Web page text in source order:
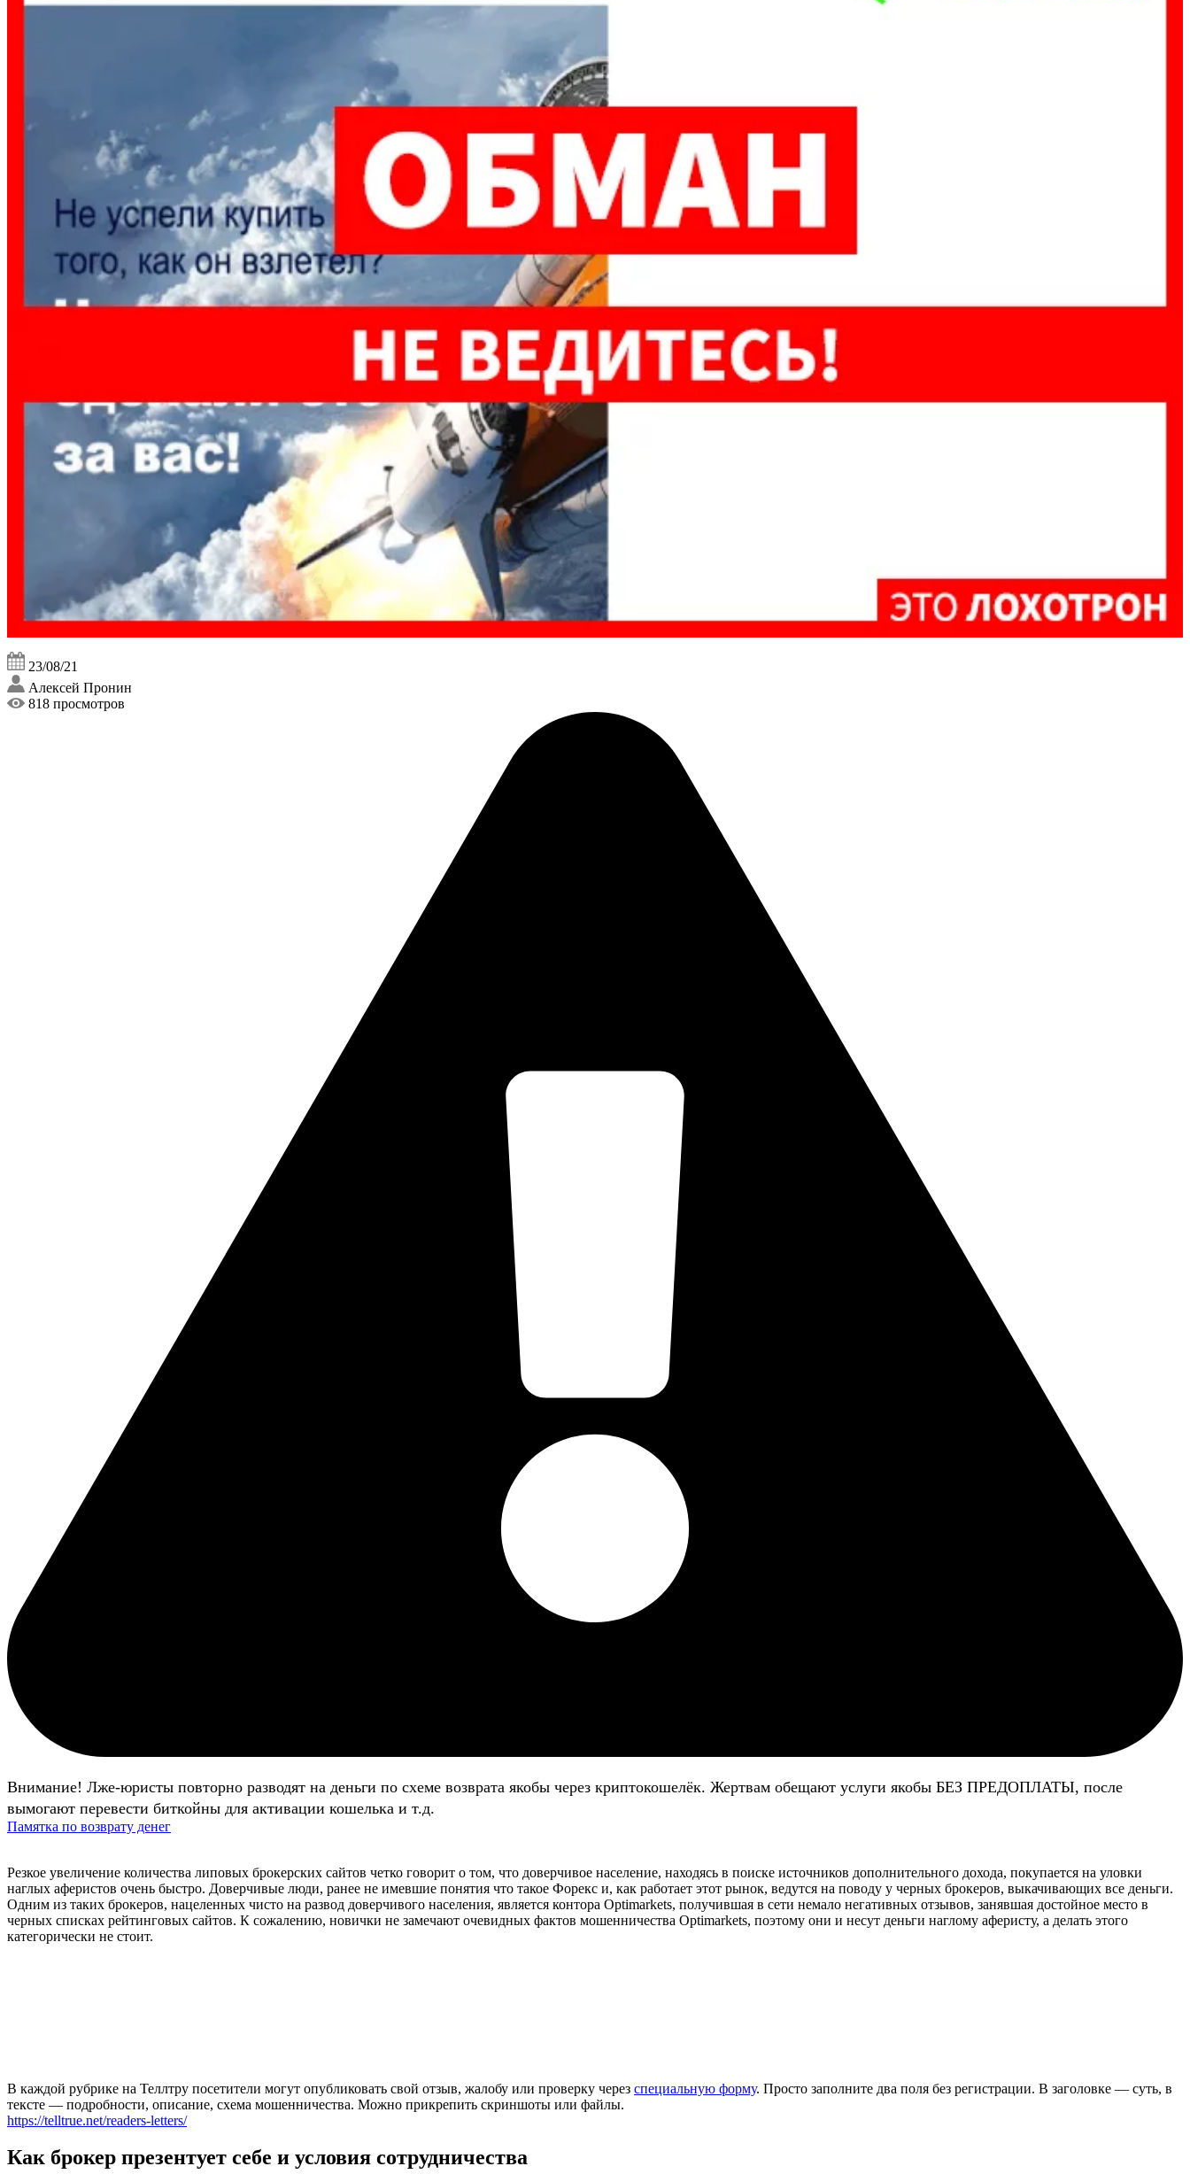
23/08/21
Алексей Пронин
818 просмотров
Внимание! Лже-юристы повторно разводят на деньги по схеме возврата якобы через криптокошелёк. Жертвам обещают услуги якобы БЕЗ ПРЕДОПЛАТЫ, после
вымогают перевести биткойны для активации кошелька и т.д.
Памятка по возврату денег
Резкое увеличение количества липовых брокерских сайтов четко говорит о том, что доверчивое население, находясь в поиске источников дополнительного дохода, покупается на уловки
наглых аферистов очень быстро. Доверчивые люди, ранее не имевшие понятия что такое Форекс и, как работает этот рынок, ведутся на поводу у черных брокеров, выкачивающих все деньги.
Одним из таких брокеров, нацеленных чисто на развод доверчивого населения, является контора Optimarkets, получившая в сети немало негативных отзывов, занявшая достойное место в
черных списках рейтинговых сайтов. К сожалению, новички не замечают очевидных фактов мошенничества Optimarkets, поэтому они и несут деньги наглому аферисту, а делать этого
категорически не стоит.
В каждой рубрике на Теллтру посетители могут опубликовать свой отзыв, жалобу или проверку через специальную форму. Просто заполните два поля без регистрации. В заголовке — суть, в
тексте — подробности, описание, схема мошенничества. Можно прикрепить скриншоты или файлы.
https://telltrue.net/readers-letters/
Как брокер презентует себе и условия сотрудничества